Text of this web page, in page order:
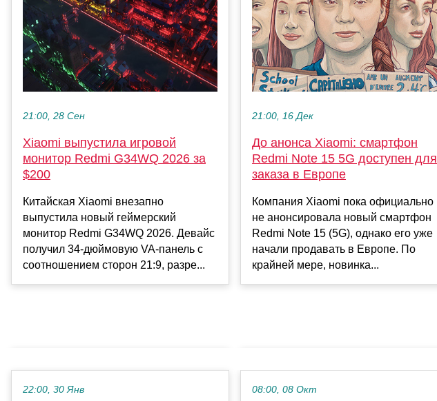
21:00, 28 Сен
Xiaomi выпустила игровой
монитор Redmi G34WQ 2026 за
$200
Китайская Xiaomi внезапно
выпустила новый геймерский
монитор Redmi G34WQ 2026. Девайс
получил 34-дюймовую VA-панель с
соотношением сторон 21:9, разре...
21:00, 16 Дек
До анонса Xiaomi: смартфон
Redmi Note 15 5G доступен для
заказа в Европе
Компания Xiaomi пока официально
не анонсировала новый смартфон
Redmi Note 15 (5G), однако его уже
начали продавать в Европе. По
крайней мере, новинка...
22:00, 30 Янв 08:00, 08 Окт